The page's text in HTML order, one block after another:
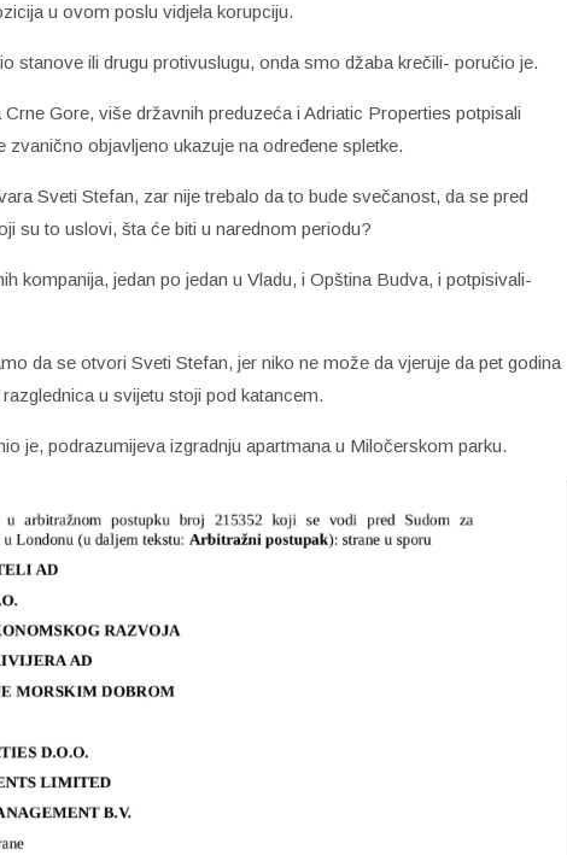
u ovom poslu vidjela korupciju.
stanove ili drugu protivuslugu, onda smo džaba krečili- poručio je.
Gore, više državnih preduzeća i Adriatic Properties potpisali
zvanično objavljeno ukazuje na određene spletke.
Sveti Stefan, zar nije trebalo da to bude svečanost, da se pred
su to uslovi, šta će biti u narednom periodu?
kompanija, jedan po jedan u Vladu, i Opština Budva, i potpisivali-
da se otvori Sveti Stefan, jer niko ne može da vjeruje da pet godina
u svijetu stoji pod katancem.
je, podrazumijeva izgradnju apartmana u Miločerskom parku.